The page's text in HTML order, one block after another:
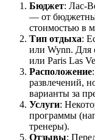
Бюджет: Лас-
— от
стоимостью в
Тип отдыха:
или Wynn. Для
или Paris Las
Расположение
развлечений,
варианты за
Услуги:
программы
тренеры).
Отзывы: